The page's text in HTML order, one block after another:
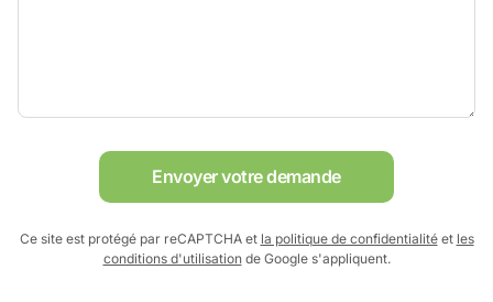
Envoyer votre demande
Ce site est protégé par reCAPTCHA et la politique de confidentialitéet les
conditions d'utilisationde Google s'appliquent.